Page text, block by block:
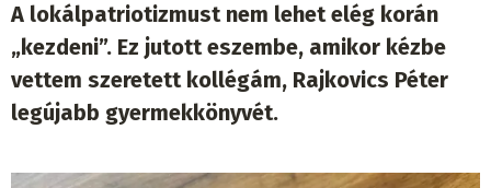
A lokálpatriotizmust nem lehet elég korán
„kezdeni”. Ez jutott eszembe, amikor kézbe
vettem szeretett kollégám, Rajkovics Péter
legújabb gyermekkönyvét.